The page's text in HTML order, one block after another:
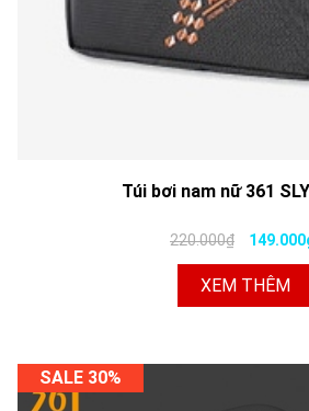
Túi bơi nam nữ 361
220.000₫
XEM THÊM
SALE 30%